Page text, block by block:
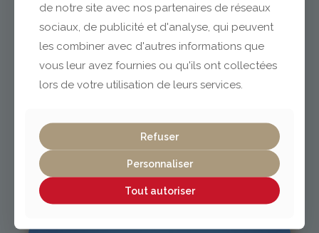
04 73 42 18 38
lexpo@gabriel-sa.fr
Vichy / Cusset
04 70 97 56 39
cusset@gabriel-sa.fr
de notre site avec nos partenaires de réseaux
sociaux, de publicité et d'analyse, qui peuvent
les combiner avec d'autres informations que
vous leur avez fournies ou qu'ils ont collectées
lors de votre utilisation de leurs services.
Refuser
Personnaliser
Tout autoriser